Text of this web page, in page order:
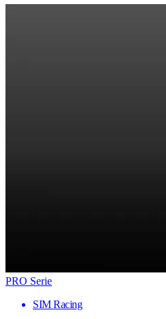
PRO Serie
SIM Racing